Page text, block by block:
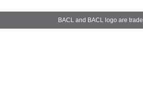
BACL and BACL logo are